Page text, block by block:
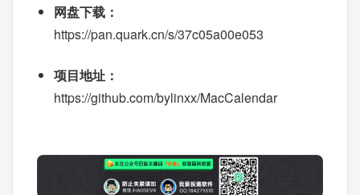
网盘下载：
https://pan.quark.cn/s/37c05a00e053
项目地址：
https://github.com/bylinxx/MacCalendar